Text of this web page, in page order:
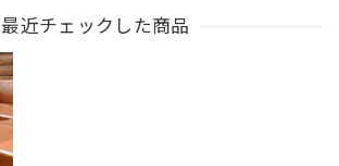
国産家具
最近チェックした商品